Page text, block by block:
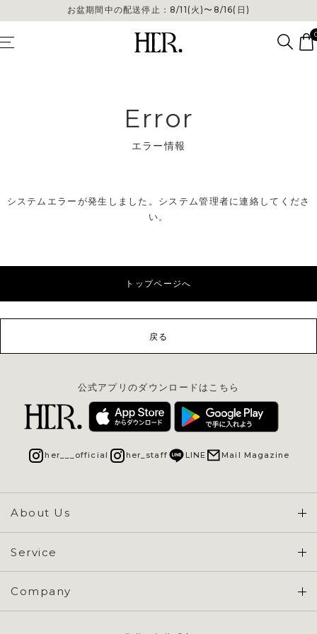
お盆期間中の配送停止：8/11(火)〜8/16(日)
Error
エラー情報
システムエラーが発生しました。システム管理者に連絡してくださ
い。
戻る
トップページへ
About Us
Concept & Overview
Service
会員登録 / ログイン
ご利用ガイド
Company
公式アプリのダウンロードはこちら
her___official her_staff LINE Mail Magazine